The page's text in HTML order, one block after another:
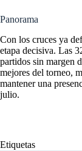
Panorama
Con los cruces ya
etapa decisiva. Las
partidos sin margen
mejores del torneo,
mantener una
julio.
Etiquetas